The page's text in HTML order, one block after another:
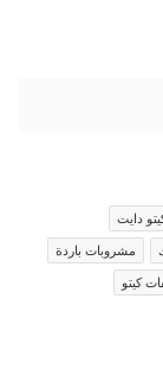
دايت
مشروبات باردة
كيتو